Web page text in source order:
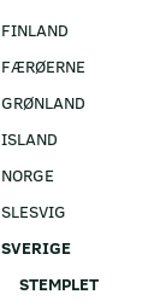
FINLAND
FÆRØERNE
GRØNLAND
ISLAND
NORGE
SLESVIG
SVERIGE
STEMPLET